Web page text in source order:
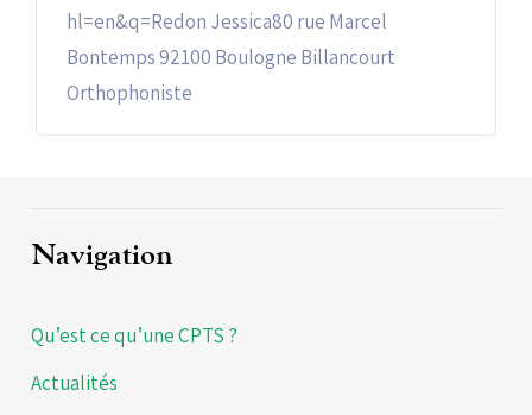
hl=en&q=Redon Jessica80 rue Marcel
Bontemps 92100 Boulogne Billancourt
Orthophoniste
Navigation
Qu’est ce qu’une CPTS ?
Actualités